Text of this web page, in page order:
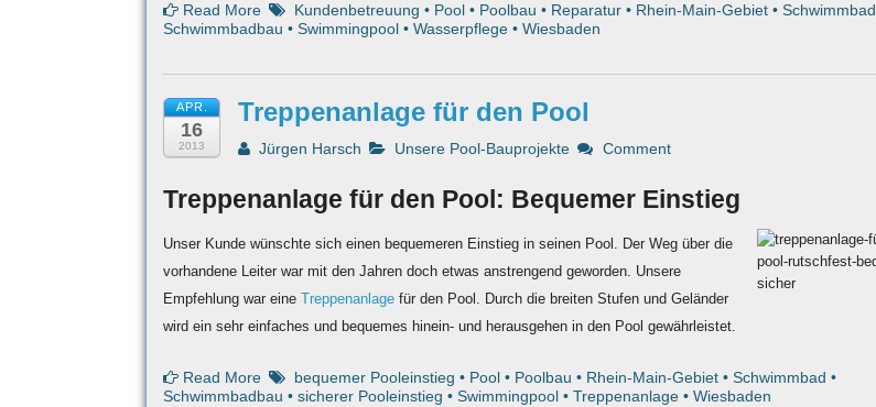
Read More Kundenbetreuung • Pool • Poolbau • Reparatur • Rhein-Main-Gebiet •Schwimmbad
Schwimmbadbau • Swimmingpool • Wasserpflege • Wiesbaden
APR.
16
2013
Treppenanlage für den Pool
Jürgen Harsch Unsere Pool-Bauprojekte Comment
Treppenanlage für den Pool: Bequemer Einstieg
Unser Kunde wünschte sich einen bequemeren Einstieg in seinen Pool. Der Weg über die
vorhandene Leiter war mit den Jahren doch etwas anstrengend geworden. Unsere
Empfehlung war eine Treppenanlage für den Pool. Durch die breiten Stufen und Geländer
wird ein sehr einfaches und bequemes hinein- und herausgehen in den Pool gewährleistet.
Read More bequemer Pooleinstieg • Pool • Poolbau • Rhein-Main-Gebiet •Schwimmbad •
Schwimmbadbau • sicherer Pooleinstieg • Swimmingpool • Treppenanlage • Wiesbaden